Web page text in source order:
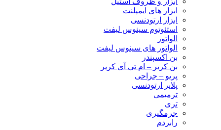
ابزار های ایمپلنت
ابزار ارتودنسی
استئوتوم سینوس لیفت
الواتور
الواتور های سینوس لیفت
بن اکسپندر
بن کریر – ام تی آی کریر
پریو – جراحی
پلایر ارتودنسی
ترمیمی
تری
جرمگیری
رابردم